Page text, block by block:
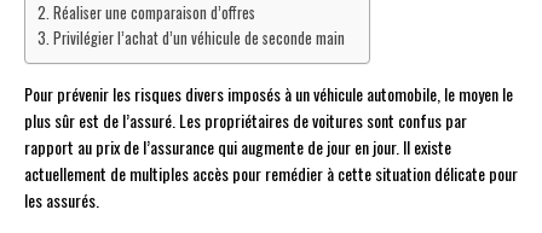
Réaliser une comparaison d’offres
Privilégier l’achat d’un véhicule de seconde main
Pour prévenir les risques divers imposés à un véhicule automobile, le moyen le
plus sûr est de l’assuré. Les propriétaires de voitures sont confus par
rapport au prix de l’assurance qui augmente de jour en jour. Il existe
actuellement de multiples accès pour remédier à cette situation délicate pour
les assurés.